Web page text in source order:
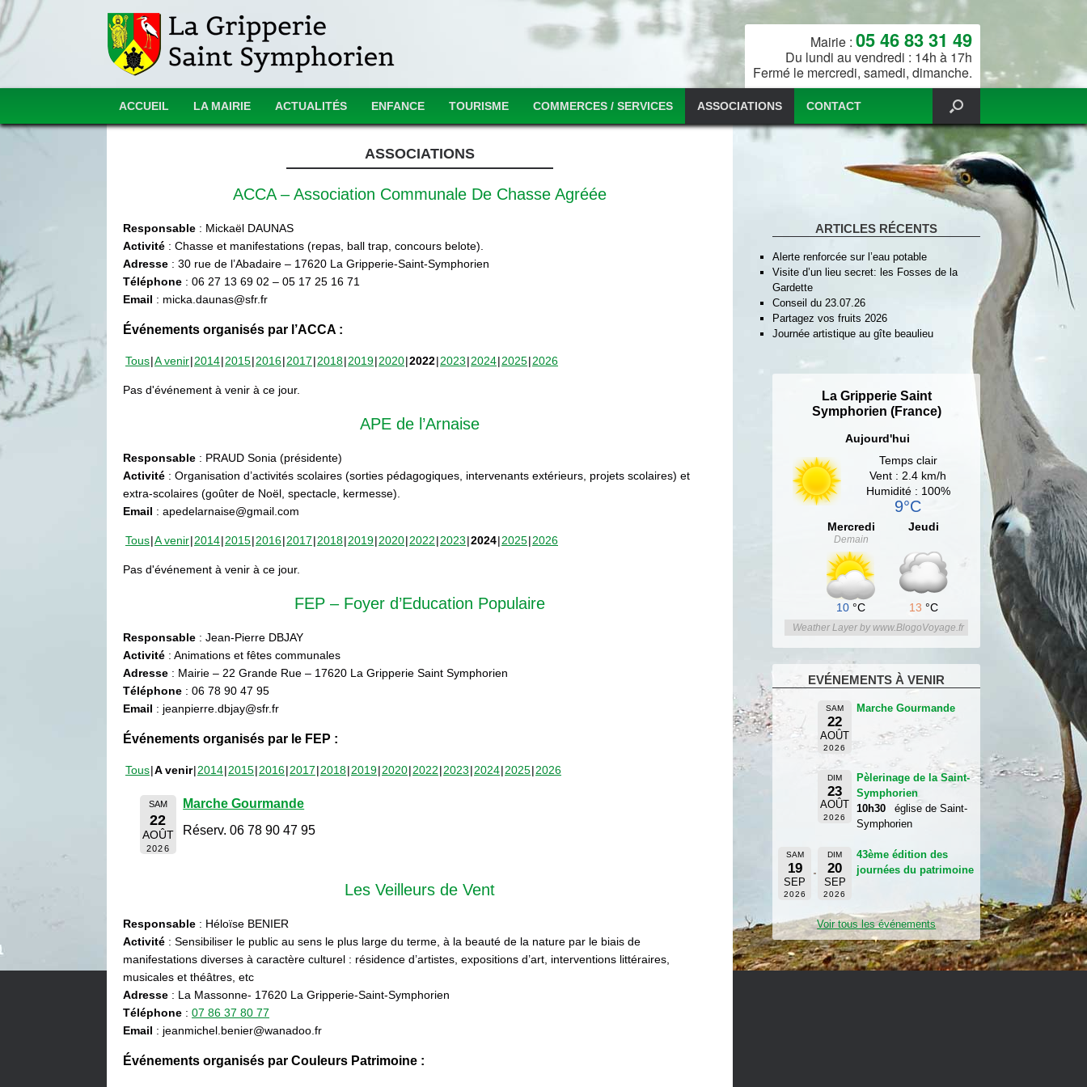
Mairie : 05 46 83 31 49
Du lundi au vendredi : 14h à 17h
Fermé le mercredi, samedi, dimanche.
ACCUEIL LA MAIRIE ACTUALITÉS ENFANCE TOURISME COMMERCES / SERVICES ASSOCIATIONS CONTACT
ASSOCIATIONS
ACCA – Association Communale De Chasse Agréée
Responsable : Mickaël DAUNAS
Activité : Chasse et manifestations (repas, ball trap, concours belote).
Adresse : 30 rue de l’Abadaire – 17620 La Gripperie-Saint-Symphorien
Téléphone : 06 27 13 69 02 – 05 17 25 16 71
Email : micka.daunas@sfr.fr
Événements organisés par l’ACCA :
Tous A venir 2014 2015 2016 2017 2018 2019 2020 2022 2023 2024 2025 2026
Pas d'événement à venir à ce jour.
APE de l’Arnaise
Responsable : PRAUD Sonia (présidente)
Activité : Organisation d’activités scolaires (sorties pédagogiques, intervenants extérieurs, projets scolaires) et
extra-scolaires (goûter de Noël, spectacle, kermesse).
Email : apedelarnaise@gmail.com
Tous A venir 2014 2015 2016 2017 2018 2019 2020 2022 2023 2024 2025 2026
Pas d'événement à venir à ce jour.
FEP – Foyer d’Education Populaire
Responsable : Jean-Pierre DBJAY
Activité : Animations et fêtes communales
Adresse : Mairie – 22 Grande Rue – 17620 La Gripperie Saint Symphorien
Téléphone : 06 78 90 47 95
Email : jeanpierre.dbjay@sfr.fr
Événements organisés par le FEP :
Tous A venir 2014 2015 2016 2017 2018 2019 2020 2022 2023 2024 2025 2026
SAM
22
AOÛT
2026
Marche Gourmande
Réserv. 06 78 90 47 95
Les Veilleurs de Vent
Responsable : Héloïse BENIER
Activité : Sensibiliser le public au sens le plus large du terme, à la beauté de la nature par le biais de
manifestations diverses à caractère culturel : résidence d’artistes, expositions d’art, interventions littéraires,
musicales et théâtres, etc
Adresse : La Massonne- 17620 La Gripperie-Saint-Symphorien
Téléphone : 07 86 37 80 77
Email : jeanmichel.benier@wanadoo.fr
Événements organisés par Couleurs Patrimoine :
ARTICLES RÉCENTS
Alerte renforcée sur l’eau potable
Visite d’un lieu secret: les Fosses de la
Gardette
Conseil du 23.07.26
Partagez vos fruits 2026
Journée artistique au gîte beaulieu
La Gripperie Saint
Symphorien (France)
Aujourd'hui
Temps clair
Vent : 2.4 km/h
Humidité : 100%
9°C
Mercredi
Demain
10 °C
Jeudi
13 °C
Weather Layer by www.BlogoVoyage.fr
EVÉNEMENTS À VENIR
SAM
22
AOÛT
2026
Marche Gourmande
DIM
23
AOÛT
2026
Pèlerinage de la Saint-
Symphorien
10h30
église de Saint-
Symphorien
SAM
19
SEP
2026
DIM
20
SEP
2026
43ème édition des
journées du patrimoine
Voir tous les événements